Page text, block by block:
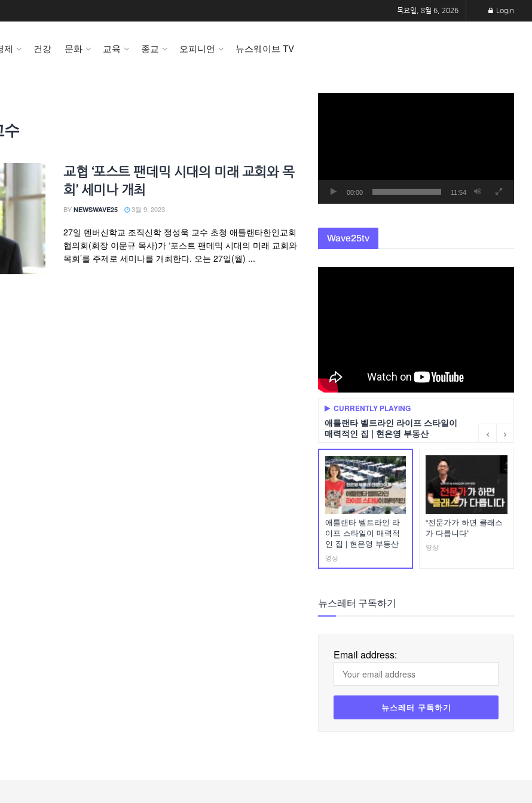
목요일, 8월 6, 2026 Login
제 건강 문화 교육 종교 오피니언 뉴스웨이브 TV
수
교협 ‘포스트 팬데믹 시대의 미래 교회와 목
회’ 세미나 개최
BY NEWSWAVE25 3월 9, 2023
27일 덴버신학교 조직신학 정성욱 교수 초청 애틀랜타한인교회
협의회(회장 이문규 목사)가 ‘포스트 팬데믹 시대의 미래 교회와
목회’를 주제로 세미나를 개최한다. 오는 27일(월) ...
00:00 11:54
Wave25tv
CURRENTLY PLAYING
애틀랜타 벨트라인 라이프 스타일이
매력적인 집 | 현은영 부동산
애틀랜타 벨트라인 라
이프 스타일이 매력적
인 집 | 현은영 부동산
영상
“전문가가 하면 클래스
가 다릅니다”
영상
뉴스레터 구독하기
Email address: